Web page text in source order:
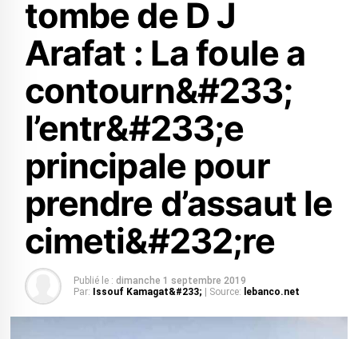
tombe de D J
Arafat : La foule a
contourn&#233;
l’entr&#233;e
principale pour
prendre d’assaut le
cimeti&#232;re
Publié le : dimanche 1 septembre 2019
Par:
Issouf Kamagat&#233; | Source: lebanco.net